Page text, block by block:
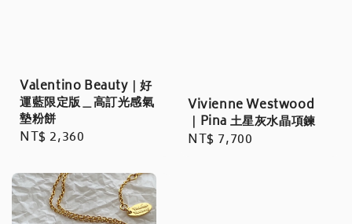
Valentino Beauty｜好
運藍限定版＿高訂光感氣
墊粉餅
Regular
NT$ 2,360
Vivienne Westwood
｜Pina 土星灰水晶項鍊
Regular
NT$ 7,700